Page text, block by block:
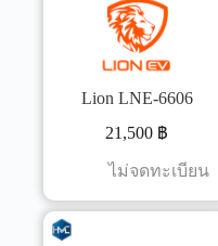
Lion LNE-6606
21,500 ฿
ไม่จดทะเบียน